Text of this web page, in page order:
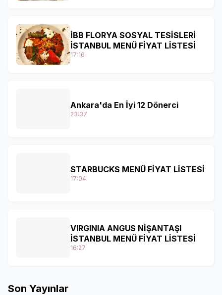
İBB FLORYA SOSYAL TESİSLERİ
İSTANBUL MENÜ FİYAT LİSTESİ
17:16
Ankara'da En İyi 12 Dönerci
23:37
STARBUCKS MENÜ FİYAT LİSTESİ
17:04
VIRGINIA ANGUS NİŞANTAŞI
İSTANBUL MENÜ FİYAT LİSTESİ
16:27
Son Yayınlar